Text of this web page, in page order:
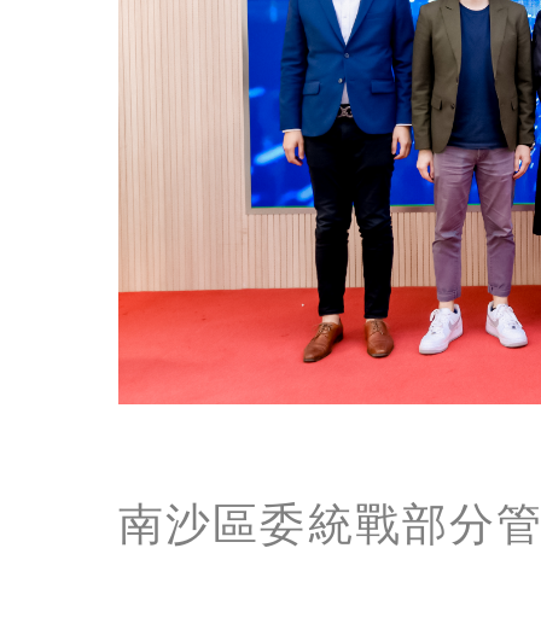
南沙區委統戰部分